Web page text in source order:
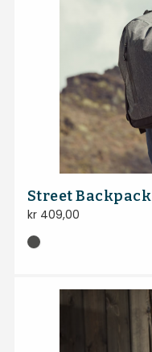
Street Backpack
kr409,00